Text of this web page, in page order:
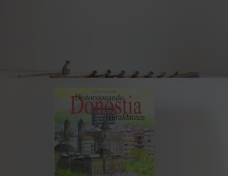
Astuces et recettes pour profiter des saveurs de la mer.
Découpes Trainera